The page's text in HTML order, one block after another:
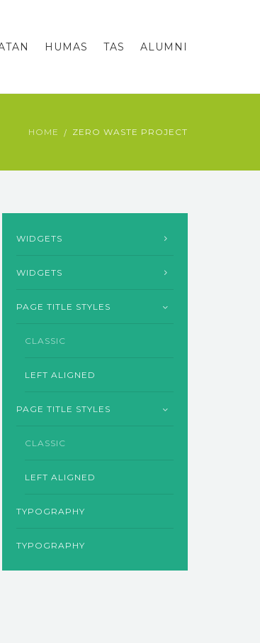
HUMAS TAS ALUMNI
HOME ZERO WASTE PROJECT
WIDGETS
WIDGETS
PAGE TITLE STYLES
CLASSIC
LEFT ALIGNED
PAGE TITLE STYLES
CLASSIC
LEFT ALIGNED
TYPOGRAPHY
TYPOGRAPHY